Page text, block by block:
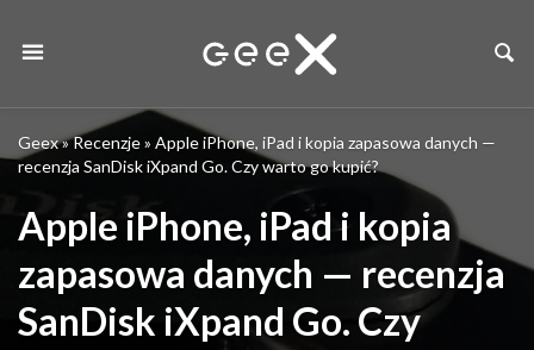
Geex»Recenzje» Apple iPhone, iPad i kopia zapasowa danych —
recenzja SanDisk iXpand Go. Czy warto go kupić?
Apple iPhone, iPad i kopia
zapasowa danych — recenzja
SanDisk iXpand Go. Czy